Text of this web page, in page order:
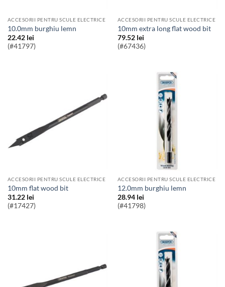
ACCESORII PENTRU SCULE ELECTRICE
10.0mm burghiu lemn
22.42 lei
(#41797)
ACCESORII PENTRU SCULE ELECTRICE
10mm extra long flat wood bit
79.52 lei
(#67436)
ACCESORII PENTRU SCULE ELECTRICE
10mm flat wood bit
31.22 lei
(#17427)
ACCESORII PENTRU SCULE ELECTRICE
12.0mm burghiu lemn
28.94 lei
(#41798)